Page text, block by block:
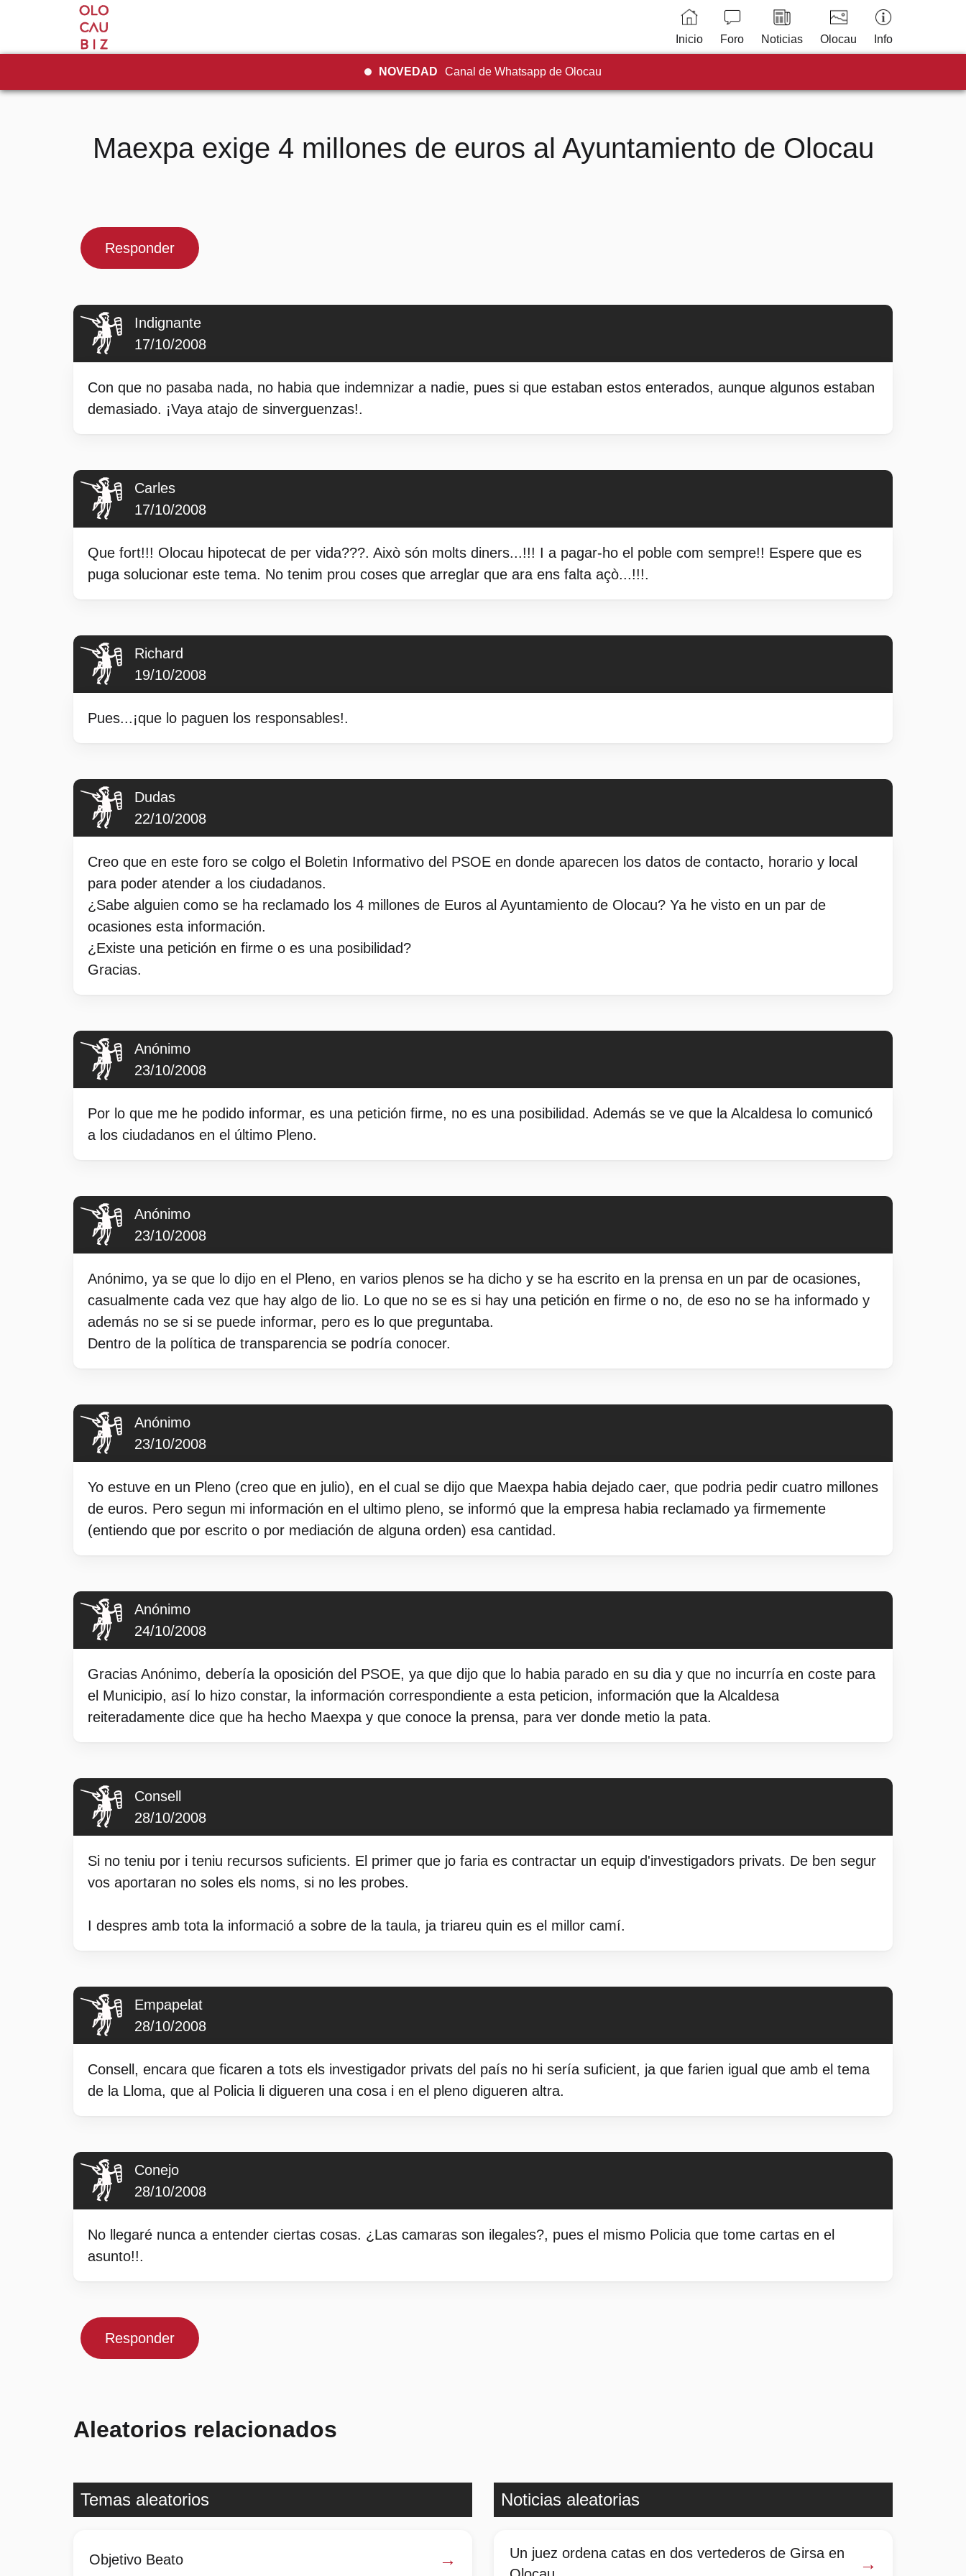
Inicio Foro Noticias Olocau Info
NOVEDAD Canal de Whatsapp de Olocau
Maexpa exige 4 millones de euros al Ayuntamiento de Olocau
Responder
Indignante
17/10/2008
Con que no pasaba nada, no habia que indemnizar a nadie, pues si que estaban estos enterados, aunque algunos estaban
demasiado. ¡Vaya atajo de sinverguenzas!.
Carles
17/10/2008
Que fort!!! Olocau hipotecat de per vida???. Això són molts diners...!!! I a pagar-ho el poble com sempre!! Espere que es
puga solucionar este tema. No tenim prou coses que arreglar que ara ens falta açò...!!!.
Richard
19/10/2008
Pues...¡que lo paguen los responsables!.
Dudas
22/10/2008
Creo que en este foro se colgo el Boletin Informativo del PSOE en donde aparecen los datos de contacto, horario y local
para poder atender a los ciudadanos.
¿Sabe alguien como se ha reclamado los 4 millones de Euros al Ayuntamiento de Olocau? Ya he visto en un par de
ocasiones esta información.
¿Existe una petición en firme o es una posibilidad?
Gracias.
Anónimo
23/10/2008
Por lo que me he podido informar, es una petición firme, no es una posibilidad. Además se ve que la Alcaldesa lo comunicó
a los ciudadanos en el último Pleno.
Anónimo
23/10/2008
Anónimo, ya se que lo dijo en el Pleno, en varios plenos se ha dicho y se ha escrito en la prensa en un par de ocasiones,
casualmente cada vez que hay algo de lio. Lo que no se es si hay una petición en firme o no, de eso no se ha informado y
además no se si se puede informar, pero es lo que preguntaba.
Dentro de la política de transparencia se podría conocer.
Anónimo
23/10/2008
Yo estuve en un Pleno (creo que en julio), en el cual se dijo que Maexpa habia dejado caer, que podria pedir cuatro millones
de euros. Pero segun mi información en el ultimo pleno, se informó que la empresa habia reclamado ya firmemente
(entiendo que por escrito o por mediación de alguna orden) esa cantidad.
Anónimo
24/10/2008
Gracias Anónimo, debería la oposición del PSOE, ya que dijo que lo habia parado en su dia y que no incurría en coste para
el Municipio, así lo hizo constar, la información correspondiente a esta peticion, información que la Alcaldesa
reiteradamente dice que ha hecho Maexpa y que conoce la prensa, para ver donde metio la pata.
Consell
28/10/2008
Si no teniu por i teniu recursos suficients. El primer que jo faria es contractar un equip d'investigadors privats. De ben segur
vos aportaran no soles els noms, si no les probes.
I despres amb tota la informació a sobre de la taula, ja triareu quin es el millor camí.
Empapelat
28/10/2008
Consell, encara que ficaren a tots els investigador privats del país no hi sería suficient, ja que farien igual que amb el tema
de la Lloma, que al Policia li digueren una cosa i en el pleno digueren altra.
Conejo
28/10/2008
No llegaré nunca a entender ciertas cosas. ¿Las camaras son ilegales?, pues el mismo Policia que tome cartas en el
asunto!!.
Responder
Aleatorios relacionados
Temas aleatorios
Objetivo Beato →
Noticias aleatorias
Un juez ordena catas en dos vertederos de Girsa en
→